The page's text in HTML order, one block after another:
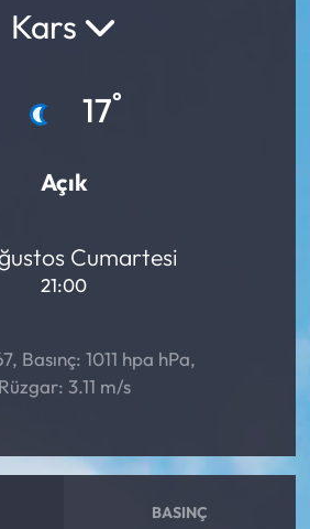
Kars
17°
Açık
Cumartesi
21:00
Basınç: 1011 hpa hPa,
Rüzgar: 3.11 m/s
BASINÇ